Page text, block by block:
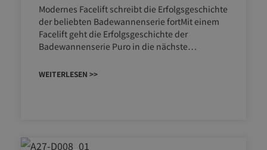
Modernes Facelift schreibt die Erfolgsgeschichte
der beliebten Badewannenserie fortMit einem
Facelift geht die Erfolgsgeschichte der
Badewannenserie Puro in die nächste…
WEITERLESEN >>